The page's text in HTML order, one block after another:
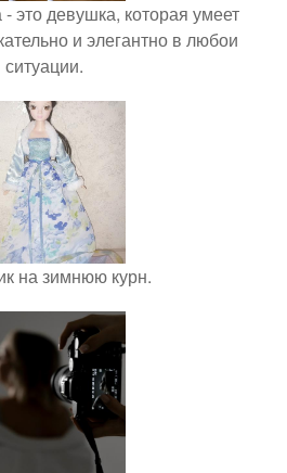
это девушка, которая умеет
и элегантно в любои
ситуации.
на зимнюю курн.